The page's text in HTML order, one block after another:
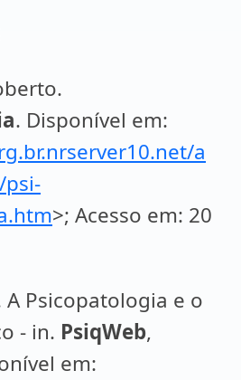
. Disponível em:
a
psi-
>; Acesso em: 20
A Psicopatologia e o
- in. PsiqWeb,
em: